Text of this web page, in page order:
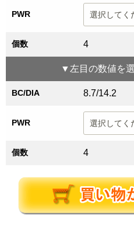
PWR
個数 4
▼ 左目 の数値を
BC/DIA 8.7/14.2
PWR
個数 4